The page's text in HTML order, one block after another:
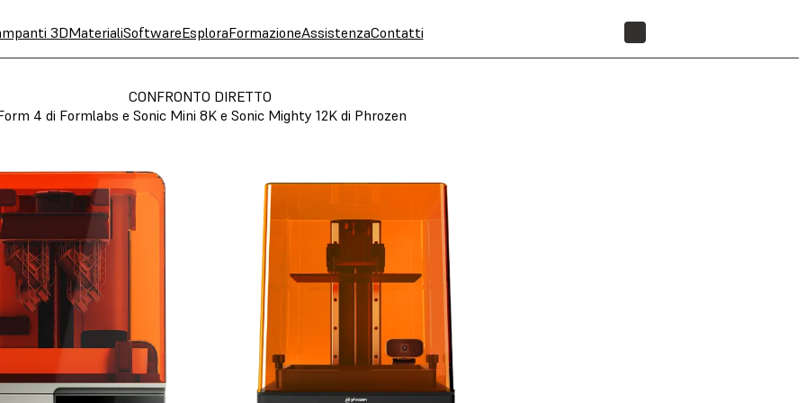
3DMaterialiSoftwareEsploraFormazioneAssistenzaContatti
CONFRONTO DIRETTO
4 di Formlabs e Sonic Mini 8K e Sonic Mighty 12K di Phrozen